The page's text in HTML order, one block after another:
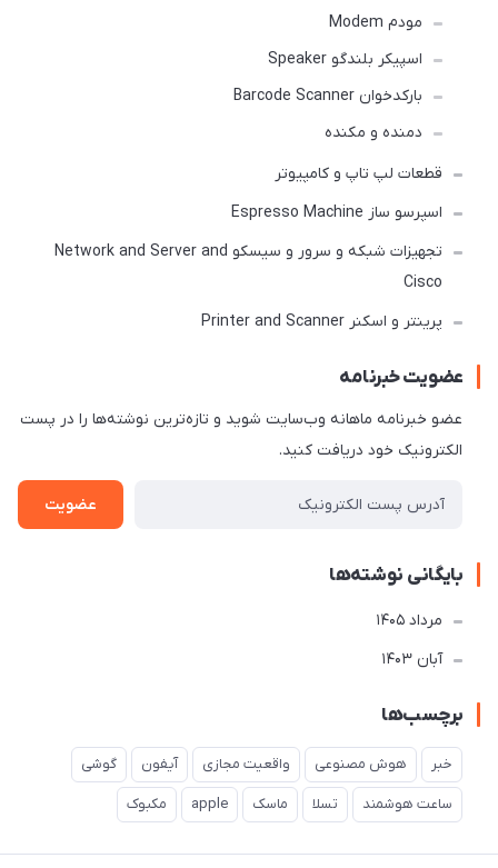
مودم Modem
اسپیکر بلندگو Speaker
بارکدخوان Barcode Scanner
دمنده و مکنده
قطعات لپ تاپ و کامپیوتر
اسپرسو ساز Espresso Machine
تجهیزات شبکه و سرور و سیسکو Network and Server and
Cisco
پرینتر و اسکنر Printer and Scanner
عضویت خبرنامه
عضو خبرنامه ماهانه وب‌سایت شوید و تازه‌ترین نوشته‌ها را در پست
الکترونیک خود دریافت کنید.
عضویت
بایگانی نوشته‌ها
مرداد 1405
آبان 1403
برچسب‌ها
خبر هوش مصنوعی واقعیت مجازی آیفون گوشی
ساعت هوشمند تسلا ماسک apple مکبوک